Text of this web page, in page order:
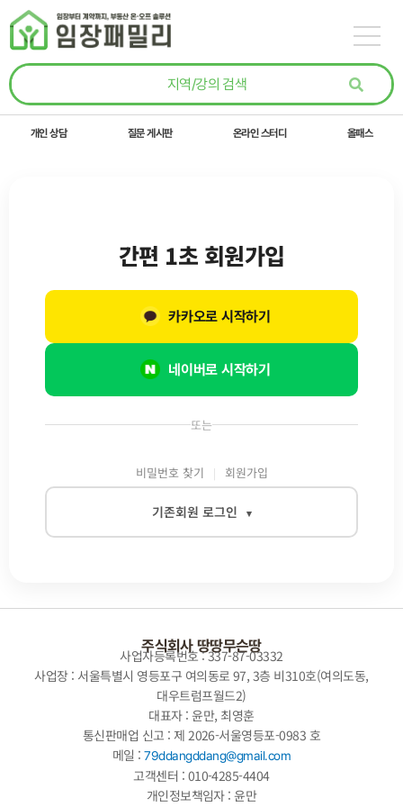
콘텐츠로
건너뛰기
개인 상담 질문 게시판 온라인 스터디 올패스
또는
비밀번호 찾기 회원가입
기존회원 로그인 ▾
로그인
간편 1초 회원가입
네이버로 시작하기
카카오로 시작하기
주식회사 땅땅무슨땅
사업자등록번호 : 337-87-03332
사업장 : 서울특별시 영등포구 여의동로 97, 3층 비310호(여의도동,
대우트럼프월드2)
대표자 : 윤만, 최영훈
통신판매업 신고 : 제 2026-서울영등포-0983 호
메일 :79ddangddang@gmail.com
고객센터 : 010-4285-4404
개인정보책임자 : 윤만